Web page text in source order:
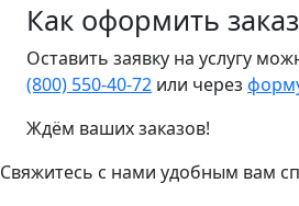
Как оформить
Оставить заявку на услугу
(800) 550-40-72 или через
Ждём ваших заказов!
Свяжитесь с нами удобным вам